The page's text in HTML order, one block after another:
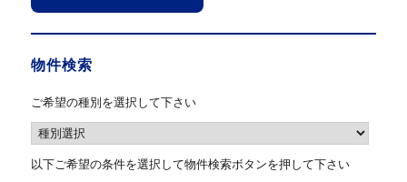
物件検索
ご希望の種別を選択して下さい
以下ご希望の条件を選択して物件検索ボタンを押して下さい